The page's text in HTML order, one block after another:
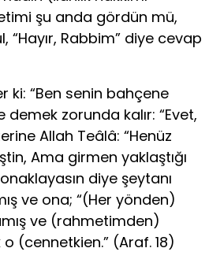
şu anda gördün mü,
“Hayır, Rabbim” diye cevap
ki: “Ben senin bahçene
demek zorunda kalır: “Evet,
Allah Teâlâ: “Henüz
Ama girmen yaklaştığı
diye şeytanı
ve ona; “(Her yönden)
ve (rahmetimden)
(cennetkien.” (Araf. 18)